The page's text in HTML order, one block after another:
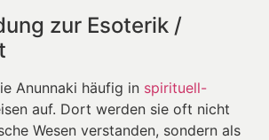
zur Esoterik /
Anunnaki häufig in spirituell-
auf. Dort werden sie oft nicht
Wesen verstanden, sondern als